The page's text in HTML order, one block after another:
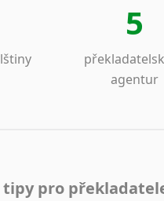
5
agentur
tipy pro